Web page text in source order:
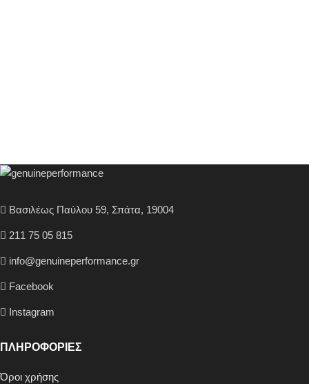
Βασιλέως Παύλου 59, Σπάτα, 19004
211 75 05 815
info@genuineperformance.gr
Facebook
Instagram
ΠΛΗΡΟΦΟΡΙΕΣ
Όροι χρήσης